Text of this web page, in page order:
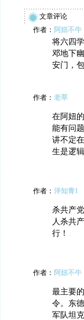
文章评论
作者： 阿妞不牛
将六四
邓地下
安门，
作者： 老莘
在阿妞
能有问
讲不定
生是逻
作者： 洋知青1
杀共产
人杀共
行！
作者： 阿妞不牛
最主要
令。东
军队坦